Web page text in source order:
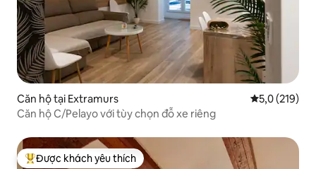
Căn hộ tại Extramurs Xếp hạng
5,0 (219)
Căn hộ C/Pelayo với tùy chọn đỗ xe riêng
Được khách yêu thích nhất
Được khách yêu thích